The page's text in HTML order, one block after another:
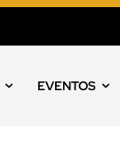
EVENTOS